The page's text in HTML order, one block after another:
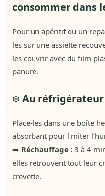
consommer dans
Pour un apéritif ou un
les sur une assiette
les couvrir avec du film
panure.
❄️ Au réfrigérateur
Place-les dans une boîte
absorbant pour limiter
➡️ Réchauffage : 3 à 4
elles retrouvent tout leur
crevette.